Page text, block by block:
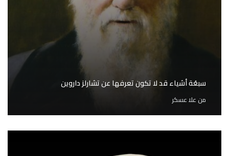
سبعُة أشياء قد لا تكون تعرفها عن تشارلز داروين
من علا عسكر